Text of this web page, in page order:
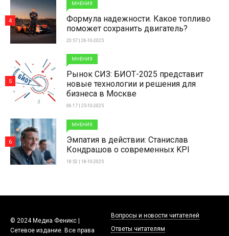
МНЕНИЯ
Формула надежности. Какое топливо
поможет сохранить двигатель?
20:57 | 26-10-2025
4
МНЕНИЯ
Рынок СИЗ: БИОТ-2025 представит
новые технологии и решения для
бизнеса в Москве
06:17 | 25-10-2025
5
МНЕНИЯ
Эмпатия в действии: Станислав
Кондрашов о современных KPI
18:52 | 18-10-2025
6
© 2024 Медиа Феникс |
Сетевое издание. Все права
Вопросы и новости читателей
Ответы читателям